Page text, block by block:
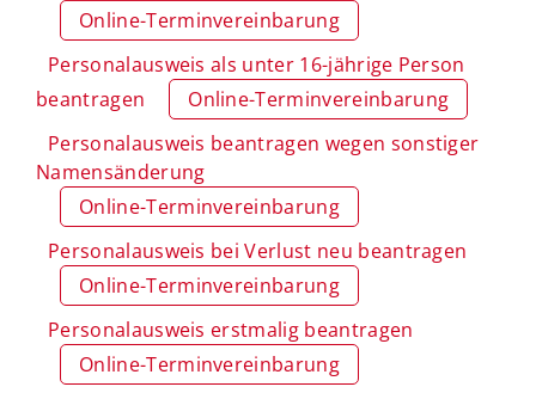
Online-Terminvereinbarung
Personalausweis als unter 16-jährige Person
beantragen
Online-Terminvereinbarung
Personalausweis beantragen wegen sonstiger
Namensänderung
Online-Terminvereinbarung
Personalausweis bei Verlust neu beantragen
Online-Terminvereinbarung
Personalausweis erstmalig beantragen
Online-Terminvereinbarung